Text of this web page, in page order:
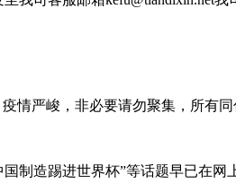
情严峻，非必要请勿聚集，所有同
制造踢进世界杯”等话题早已在网